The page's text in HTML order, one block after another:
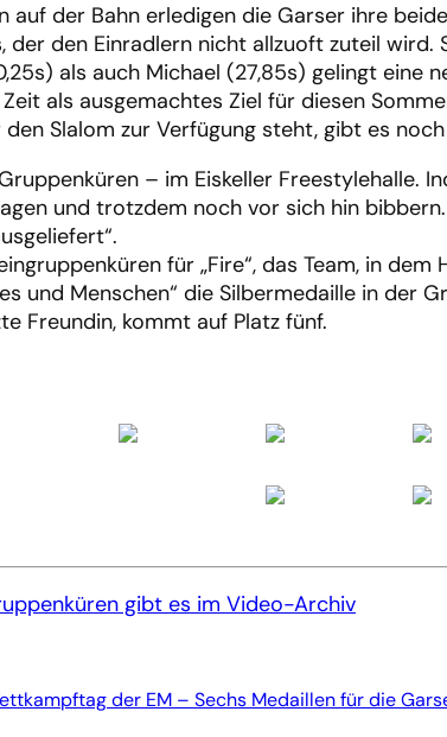
auf der Bahn erledigen die Garser ihre
der den Einradlern nicht allzuoft zuteil
als auch Michael (27,85s) gelingt eine
als ausgemachtes Ziel für diesen
Slalom zur Verfügung steht, gibt es noch
– im Eiskeller Freestylehalle.
und trotzdem noch vor sich hin
für „Fire“, das Team, in
und Menschen“ die Silbermedaille in der
Freundin, kommt auf Platz fünf.
gibt es im Video-Archiv
der EM – Sechs Medaillen für die